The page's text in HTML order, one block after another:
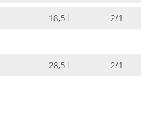
18,5 l 2/1
28,5 l 2/1